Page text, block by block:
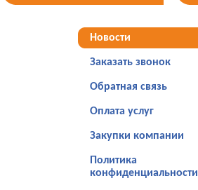
Новости
Заказать звонок
Обратная связь
Оплата услуг
Закупки компании
Политика
конфиденциальности